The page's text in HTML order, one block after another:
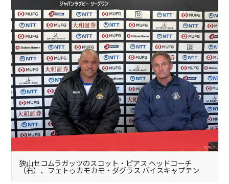
狭山セコムラガッツのスコット・ピアス ヘッドコーチ
（右）、フェトゥカモカモ・ダグラス バイスキャプテン